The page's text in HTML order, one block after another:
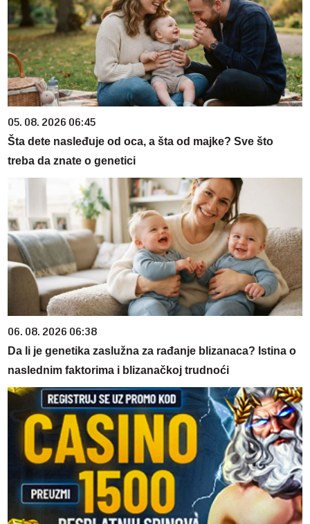
05. 08. 2026 06:45
Šta dete nasleđuje od oca, a šta od majke? Sve što
treba da znate o genetici
06. 08. 2026 06:38
Da li je genetika zaslužna za rađanje blizanaca? Istina o
naslednim faktorima i blizanačkoj trudnoći